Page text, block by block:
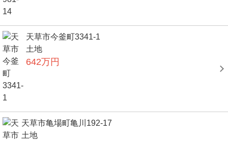
天草市今釜町3341-1
土地
642万円
天草市亀場町亀川192-17
土地